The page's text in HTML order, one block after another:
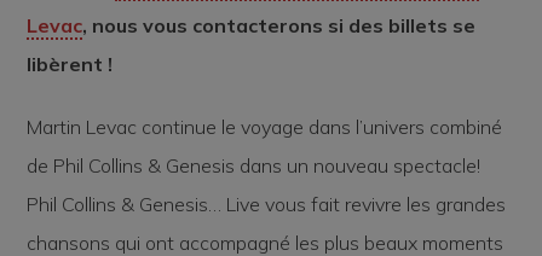
Levac, nous vous contacterons si des billets se
libèrent !
Martin Levac continue le voyage dans l’univers combiné
de Phil Collins & Genesis dans un nouveau spectacle!
Phil Collins & Genesis… Live vous fait revivre les grandes
chansons qui ont accompagné les plus beaux moments